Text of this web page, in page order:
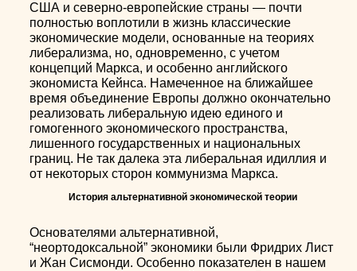
США и северно-европейские страны — почти
полностью воплотили в жизнь классические
экономические модели, основанные на теориях
либерализма, но, одновременно, с учетом
концепций Маркса, и особенно английского
экономиста Кейнса. Намеченное на ближайшее
время объединение Европы должно окончательно
реализовать либеральную идею единого и
гомогенного экономического пространства,
лишенного государственных и национальных
границ. Не так далека эта либеральная идиллия и
от некоторых сторон коммунизма Маркса.
История альтернативной экономической теории
Основателями альтернативной,
“неортодоксальной” экономики были Фридрих Лист
и Жан Сисмонди. Особенно показателен в нашем